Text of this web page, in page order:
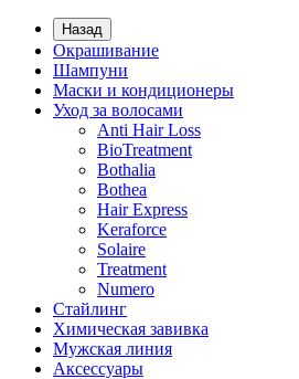
Назад
Окрашивание
Шампуни
Маски и кондиционеры
Уход за волосами
Anti Hair Loss
BioTreatment
Bothalia
Bothea
Hair Express
Keraforce
Solaire
Treatment
Numero
Стайлинг
Химическая завивка
Мужская линия
Аксессуары